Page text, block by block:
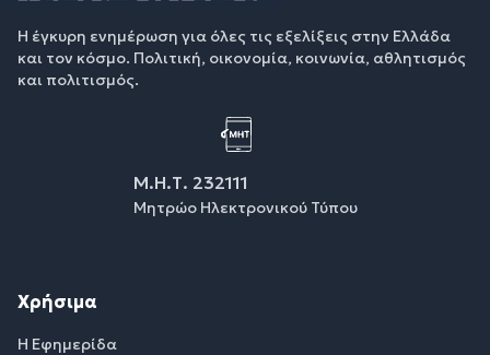
Η έγκυρη ενημέρωση για όλες τις εξελίξεις στην Ελλάδα
και τον κόσμο. Πολιτική, οικονομία, κοινωνία, αθλητισμός
και πολιτισμός.
Μ.Η.Τ. 232111
Μητρώο Ηλεκτρονικού Τύπου
Χρήσιμα
Η Εφημερίδα